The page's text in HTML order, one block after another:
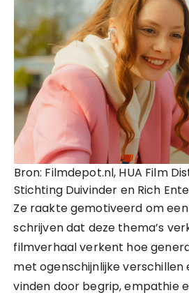
Bron: Filmdepot.nl, HUA Film
Stichting Duivinder en Rich
Ze raakte gemotiveerd om
schrijven dat deze thema’s
filmverhaal verkent hoe
met ogenschijnlijke verschillen
vinden door begrip, empathie